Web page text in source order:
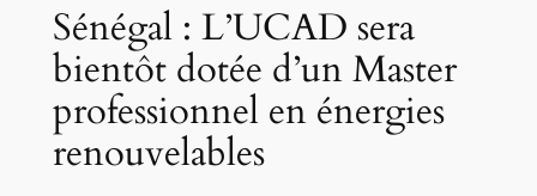
Sénégal : L’UCAD sera
bientôt dotée d’un Master
professionnel en énergies
renouvelables